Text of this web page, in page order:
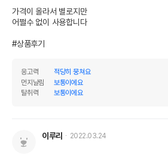
가격이 올라서 별로지만
어쩔수 없이 사용합니다
#상품후기
응고력
적당히 뭉쳐요
먼지날림
보통이에요
탈취력
보통이에요
이루리 2022.03.24